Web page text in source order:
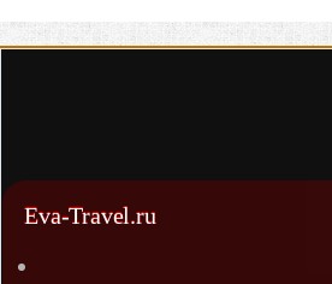
Eva-Travel.ru